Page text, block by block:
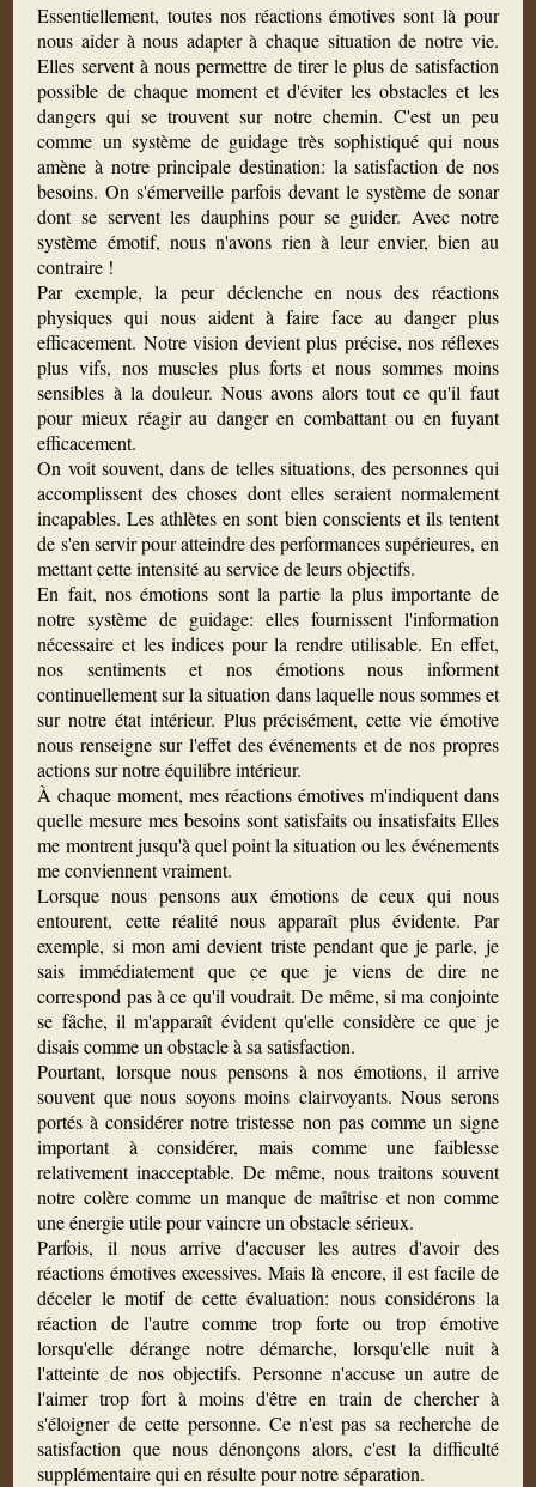
Essentiellement, toutes nos réactions émotives sont là pour
nous aider à nous adapter à chaque situation de notre vie.
Elles servent à nous permettre de tirer le plus de satisfaction
possible de chaque moment et d'éviter les obstacles et les
dangers qui se trouvent sur notre chemin. C'est un peu
comme un système de guidage très sophistiqué qui nous
amène à notre principale destination: la satisfaction de nos
besoins. On s'émerveille parfois devant le système de sonar
dont se servent les dauphins pour se guider. Avec notre
système émotif, nous n'avons rien à leur envier, bien au
contraire !
Par exemple, la peur déclenche en nous des réactions
physiques qui nous aident à faire face au danger plus
efficacement. Notre vision devient plus précise, nos réflexes
plus vifs, nos muscles plus forts et nous sommes moins
sensibles à la douleur. Nous avons alors tout ce qu'il faut
pour mieux réagir au danger en combattant ou en fuyant
efficacement.
On voit souvent, dans de telles situations, des personnes qui
accomplissent des choses dont elles seraient normalement
incapables. Les athlètes en sont bien conscients et ils tentent
de s'en servir pour atteindre des performances supérieures, en
mettant cette intensité au service de leurs objectifs.
En fait, nos émotions sont la partie la plus importante de
notre système de guidage: elles fournissent l'information
nécessaire et les indices pour la rendre utilisable. En effet,
nos sentiments et nos émotions nous informent
continuellement sur la situation dans laquelle nous sommes et
sur notre état intérieur. Plus précisément, cette vie émotive
nous renseigne sur l'effet des événements et de nos propres
actions sur notre équilibre intérieur.
À chaque moment, mes réactions émotives m'indiquent dans
quelle mesure mes besoins sont satisfaits ou insatisfaits Elles
me montrent jusqu'à quel point la situation ou les événements
me conviennent vraiment.
Lorsque nous pensons aux émotions de ceux qui nous
entourent, cette réalité nous apparaît plus évidente. Par
exemple, si mon ami devient triste pendant que je parle, je
sais immédiatement que ce que je viens de dire ne
correspond pas à ce qu'il voudrait. De même, si ma conjointe
se fâche, il m'apparaît évident qu'elle considère ce que je
disais comme un obstacle à sa satisfaction.
Pourtant, lorsque nous pensons à nos émotions, il arrive
souvent que nous soyons moins clairvoyants. Nous serons
portés à considérer notre tristesse non pas comme un signe
important à considérer, mais comme une faiblesse
relativement inacceptable. De même, nous traitons souvent
notre colère comme un manque de maîtrise et non comme
une énergie utile pour vaincre un obstacle sérieux.
Parfois, il nous arrive d'accuser les autres d'avoir des
réactions émotives excessives. Mais là encore, il est facile de
déceler le motif de cette évaluation: nous considérons la
réaction de l'autre comme trop forte ou trop émotive
lorsqu'elle dérange notre démarche, lorsqu'elle nuit à
l'atteinte de nos objectifs. Personne n'accuse un autre de
l'aimer trop fort à moins d'être en train de chercher à
s'éloigner de cette personne. Ce n'est pas sa recherche de
satisfaction que nous dénonçons alors, c'est la difficulté
supplémentaire qui en résulte pour notre séparation.